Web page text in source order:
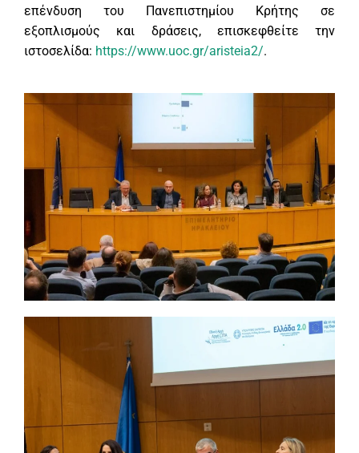
επένδυση του Πανεπιστημίου Κρήτης σε
εξοπλισμούς και δράσεις, επισκεφθείτε την
ιστοσελίδα: https://www.uoc.gr/aristeia2/.